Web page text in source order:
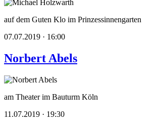
auf dem Guten Klo im Prinzessinnengarten
07.07.2019 · 16:00
Norbert Abels
am Theater im Bauturm Köln
11.07.2019 · 19:30